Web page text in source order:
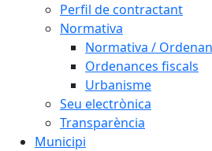
Perfil de contractant
Normativa
Normativa /
Ordenances fiscals
Urbanisme
Seu electrònica
Transparència
Municipi